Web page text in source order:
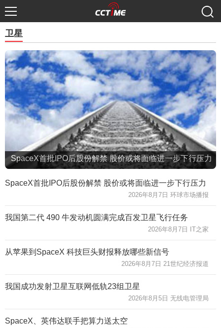
卫星
SpaceX首批IPO后股份解禁 股价或将面临进一步下行压力
SpaceX首批IPO后股份解禁 股价或将面临进一步下行压力
2026年8月7日 环球市场播报
我国第二代 490 牛发动机圆满完成百发卫星飞行任务
2026年8月7日 IT之家
从苹果到SpaceX 科技巨头财报释放哪些新信号
2026年8月7日 21世纪经济报道
我国成功发射卫星互联网低轨23组卫星
2026年8月5日 无线电管理局
SpaceX、英伟达联手把算力送太空